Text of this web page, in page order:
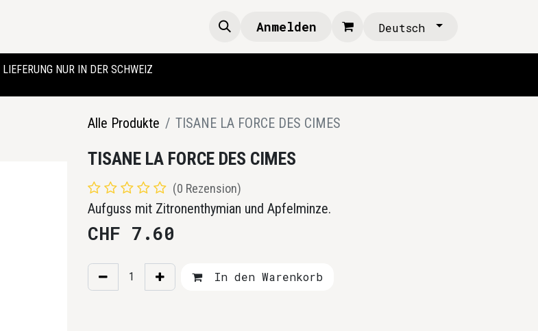
Anmelden Deutsch
LIEFERUNG NUR IN DER SCHWEIZ
Alle Produkte TISANE LA FORCE DES CIMES
TISANE LA FORCE DES CIMES
(0 Rezension)
Aufguss mit Zitronenthymian und Apfelminze.
CHF 7.60
In den Warenkorb